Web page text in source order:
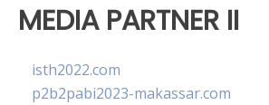
MEDIA PARTNER II
isth2022.com
p2b2pabi2023-makassar.com